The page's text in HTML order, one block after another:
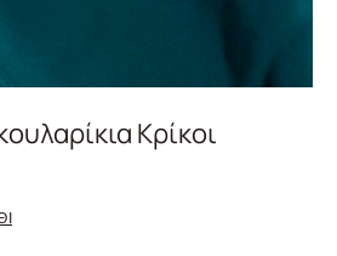
Κρίκοι